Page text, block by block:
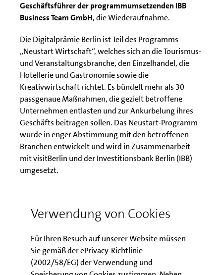
Verwendung von Cookies
Für Ihren Besuch auf unserer Website müssen
Sie gemäß der ePrivacy-Richtlinie
(2002/58/EG) der Verwendung und
Geschäftsführer der programmumsetzenden IBB
Business Team GmbH, die Wiederaufnahme.
Die Digitalprämie Berlin ist Teil des Programms
„Neustart Wirtschaft“, welches sich an die Tourismus-
und Veranstaltungsbranche, den Einzelhandel, die
Hotellerie und Gastronomie sowie die
Kreativwirtschaft richtet. Es bündelt mehr als 30
passgenaue Maßnahmen, die gezielt betroffene
Unternehmen entlasten und zur Ankurbelung ihres
Geschäfts beitragen sollen. Das Neustart-Programm
wurde in enger Abstimmung mit den betroffenen
Branchen entwickelt und wird in Zusammenarbeit
mit visitBerlin und der Investitionsbank Berlin (IBB)
umgesetzt.
„Innovation und Digitalisierung“ um ein viertes
Berlinerinnen und Berliner fortan neben dem
Coaching BONUS und der geförderten Entwicklung
digitaler Produkte und Dienstleistungen durch den